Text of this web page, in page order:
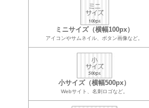
ミニサイズ（横幅100px）
アイコンやサムネイル、ボタン画像など。
小サイズ（横幅500px）
Webサイト、名刺ロゴなど。